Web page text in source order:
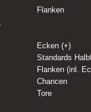
Flanken
Ecken (+)
Standards
Flanken (inl.
Chancen
Tore